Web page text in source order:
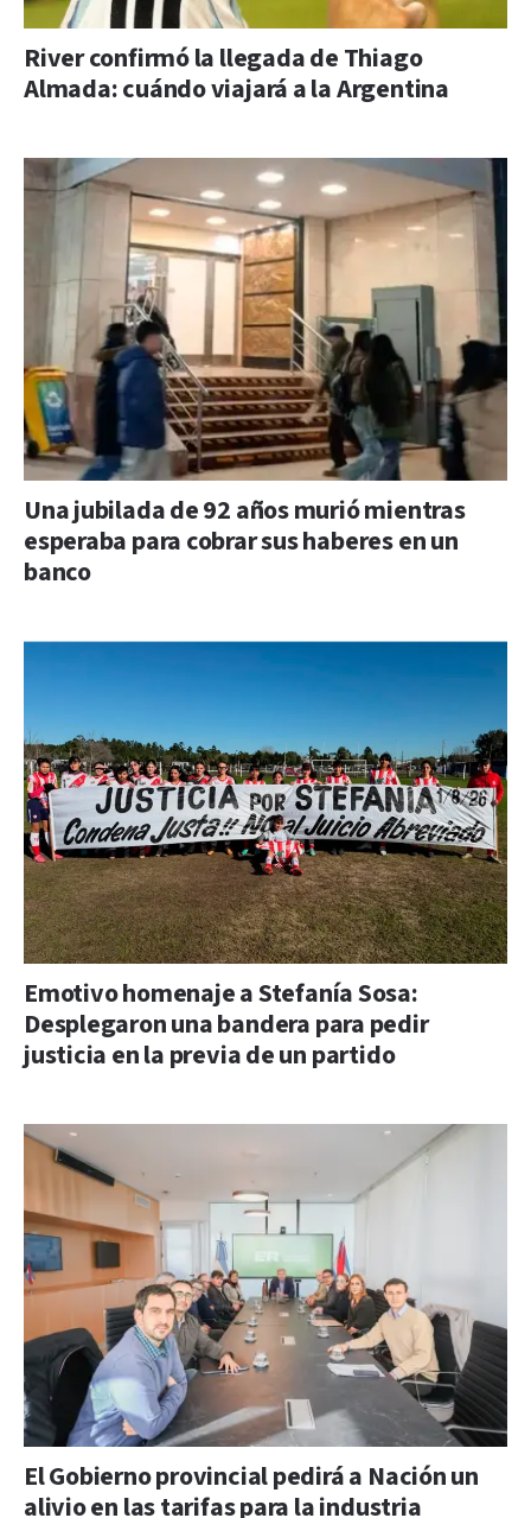
River confirmó la llegada de Thiago
Almada: cuándo viajará a la Argentina
Una jubilada de 92 años murió mientras
esperaba para cobrar sus haberes en un
banco
Emotivo homenaje a Stefanía Sosa:
Desplegaron una bandera para pedir
justicia en la previa de un partido
El Gobierno provincial pedirá a Nación un
alivio en las tarifas para la industria